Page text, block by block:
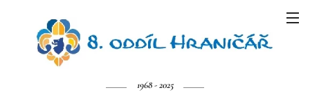
1968 - 2025